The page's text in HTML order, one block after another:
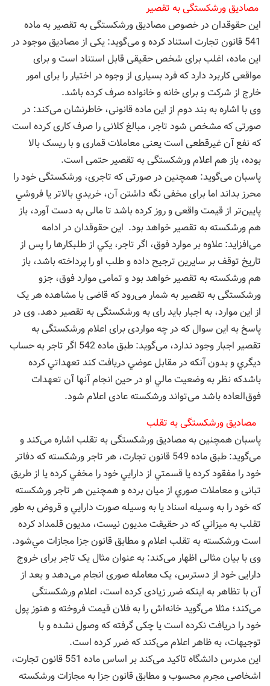
مصادیق ورشکستگی به تقصیر
این حقوقدان در خصوص مصادیق ورشکستگی به تقصیر به ماده
541 قانون تجارت استناد کرده و می‌گوید: یکی از مصادیق موجود در
این ماده، اغلب برای شخص حقیقی قابل استناد است و برای
مواقعی کاربرد دارد که فرد بسیاری از وجوه در اختیار را برای امور
خارج از شرکت و برای خانه و خانواده صرف کرده باشد.
وی با اشاره به بند دوم از این ماده قانونی، خاطرنشان می‌کند: در
صورتی که مشخص شود تاجر، مبالغ کلانی را صرف کاری کرده است
که نفع آن غیرقطعی است یعنی معاملات قماری و با ریسک بالا
بوده، باز هم اعلام ورشکستگی به تقصیر حتمی است.
پاسبان می‌گوید: همچنین در صورتی که تاجری، ورشکستگی خود را
محرز بداند اما برای مخفی نگه داشتن آن، خريدي بالاتر يا فروشي
پایین‌تر از قیمت واقعی و روز كرده باشد تا مالی به دست آورد، باز
هم ورشکسته به تقصیر خواهد بود. این حقوقدان در ادامه
می‌افزاید: علاوه بر موارد فوق، اگر تاجر، یكي از طلبكارها را پس از
تاريخ توقف بر سايرين ترجيح داده و طلب او را پرداخته باشد، باز
هم ورشکسته به تقصیر خواهد بود و تمامی موارد فوق، جزو
ورشکستگی به تقصیر به شمار می‌رود که قاضی با مشاهده هر یک
از این موارد، به اجبار باید رای به ورشکستگی به تقصیر دهد. وی در
پاسخ به این سوال که در چه مواردی برای اعلام ورشکستگی به
تقصیر اجبار وجود ندارد، می‌گوید: طبق ماده 542 اگر تاجر به حساب
ديگري و بدون آنكه در مقابل عوضي دريافت کند تعهداتي كرده
باشدكه نظر به وضعيت مالي او در حين انجام آنها آن تعهدات
فوق‌العاده باشد می‌تواند ورشکسته عادی اعلام شود.
مصادیق ورشکستگی به تقلب
پاسبان همچنین به مصادیق ورشکستگی به تقلب اشاره می‌کند و
می‌گوید: طبق ماده 549 قانون تجارت، هر تاجر ورشكسته كه دفاتر
خود را مفقود کرده يا قسمتي از دارایي خود را مخفي كرده يا از طريق
تبانی و معاملات صوري از ميان برده و همچنين هر تاجر ورشكسته
كه خود را به وسيله اسناد يا به وسيله صورت دارایي و قروض به طور
تقلب به ميزاني كه در حقيقت مديون نیست، مديون قلمداد کرده
است ورشكسته به تقلب اعلام و مطابق قانون جزا مجازات مي‌شود.
وی با بیان مثالی اظهار می‌کند: به عنوان مثال یک تاجر برای خروج
دارایی خود از دسترس، یک معامله صوری انجام می‌دهد و بعد از
آن با تظاهر به اینکه ضرر زیادی کرده است، اعلام ورشکستگی
می‌کند؛ مثلا می‌گوید خانه‌اش را به فلان قیمت فروخته و هنوز پول
خود را دریافت نکرده است یا چکی گرفته که وصول نشده و با
توجیهات، به ظاهر اعلام می‌کند که ضرر کرده است.
این مدرس دانشگاه تاکید می‌کند بر اساس ماده 551 قانون تجارت،
اشخاصی مجرم محسوب و مطابق قانون جزا به مجازات ورشكسته